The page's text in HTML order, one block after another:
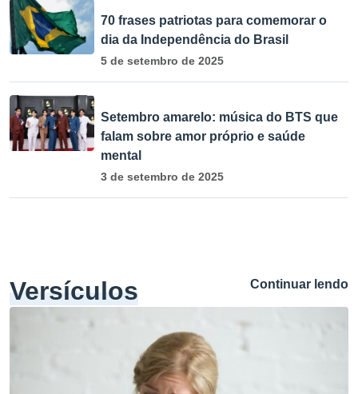
70 frases patriotas para comemorar o
dia da Independência do Brasil
5 de setembro de 2025
Setembro amarelo: música do BTS que
falam sobre amor próprio e saúde
mental
3 de setembro de 2025
Versículos Continuar lendo